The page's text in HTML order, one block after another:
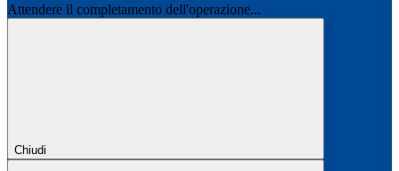
Attendere il completamento dell'operazione...
Chiudi